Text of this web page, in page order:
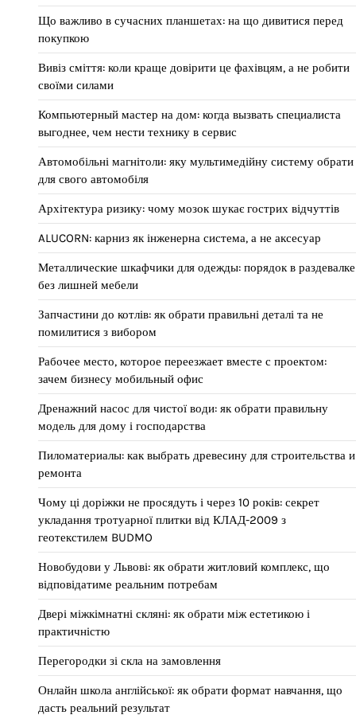
Що важливо в сучасних планшетах: на що дивитися перед
покупкою
Вивіз сміття: коли краще довірити це фахівцям, а не робити
своїми силами
Компьютерный мастер на дом: когда вызвать специалиста
выгоднее, чем нести технику в сервис
Автомобільні магнітоли: яку мультимедійну систему обрати
для свого автомобіля
Архітектура ризику: чому мозок шукає гострих відчуттів
ALUCORN: карниз як інженерна система, а не аксесуар
Металлические шкафчики для одежды: порядок в раздевалке
без лишней мебели
Запчастини до котлів: як обрати правильні деталі та не
помилитися з вибором
Рабочее место, которое переезжает вместе с проектом:
зачем бизнесу мобильный офис
Дренажний насос для чистої води: як обрати правильну
модель для дому і господарства
Пиломатериалы: как выбрать древесину для строительства и
ремонта
Чому ці доріжки не просядуть і через 10 років: секрет
укладання тротуарної плитки від КЛАД-2009 з
геотекстилем BUDMO
Новобудови у Львові: як обрати житловий комплекс, що
відповідатиме реальним потребам
Двері міжкімнатні скляні: як обрати між естетикою і
практичністю
Перегородки зі скла на замовлення
Онлайн школа англійської: як обрати формат навчання, що
дасть реальний результат